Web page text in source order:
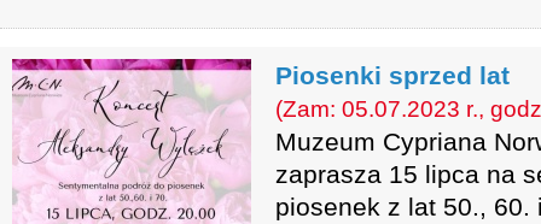
Piosenki sprzed lat
(Zam: 05.07.2023 r.,
Muzeum Cypriana
zaprasza 15 lipca na
piosenek z lat 50., 60.